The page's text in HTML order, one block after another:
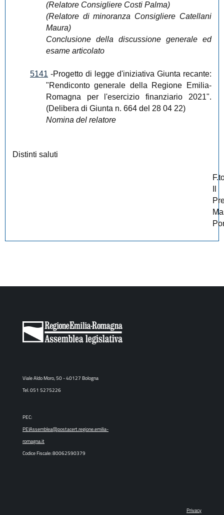
(Relatore Consigliere Costi Palma)
(Relatore di minoranza Consigliere Catellani
Maura)
Conclusione della discussione generale ed
esame articolato
5141 -Progetto di legge d'iniziativa Giunta recante:
"Rendiconto generale della Regione Emilia-
Romagna per l'esercizio finanziario 2021".
(Delibera di Giunta n. 664 del 28 04 22)
Nomina del relatore
Distinti saluti
Viale Aldo Moro, 50 - 40127 Bologna
Tel. 051 5275226
PEC:
PEIAssemblea@postacert.regione.emilia-
romagna.it
Codice Fiscale: 80062590379
Privacy